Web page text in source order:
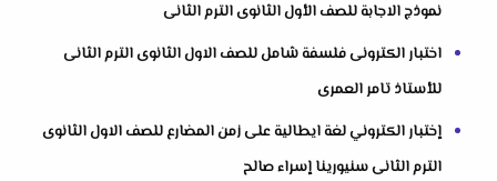
نموذج الاجابة للصف الأول الثانوى الترم الثانى
اختبار الكترونى فلسفة شامل للصف الاول الثانوى الترم الثانى
للأستاذ تامر العمرى
إختبار الكتروني لغة ايطالية على زمن المضارع للصف الاول الثانوى
الترم الثانى سنيورينا إسراء صالح